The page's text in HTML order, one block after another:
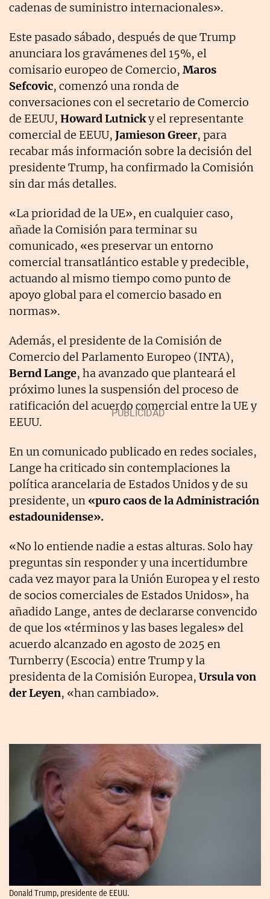
cadenas de suministro internacionales».
Este pasado sábado, después de que Trump
anunciara los gravámenes del 15%, el
comisario europeo de Comercio, Maros
Sefcovic, comenzó una ronda de
conversaciones con el secretario de Comercio
de EEUU, Howard Lutnicky el representante
comercial de EEUU, Jamieson Greer, para
recabar más información sobre la decisión del
presidente Trump, ha confirmado la Comisión
sin dar más detalles.
«La prioridad de la UE», en cualquier caso,
añade la Comisión para terminar su
comunicado, «es preservar un entorno
comercial transatlántico estable y predecible,
actuando al mismo tiempo como punto de
apoyo global para el comercio basado en
normas».
Además, el presidente de la Comisión de
Comercio del Parlamento Europeo (INTA),
Bernd Lange, ha avanzado que planteará el
próximo lunes la suspensión del proceso de
ratificación del acuerdo comercial entre la UE y
EEUU.
En un comunicado publicado en redes sociales,
Lange ha criticado sin contemplaciones la
política arancelaria de Estados Unidos y de su
presidente, un «puro caos de la Administración
estadounidense».
«No lo entiende nadie a estas alturas. Solo hay
preguntas sin responder y una incertidumbre
cada vez mayor para la Unión Europea y el resto
de socios comerciales de Estados Unidos», ha
añadido Lange, antes de declararse convencido
de que los «términos y las bases legales» del
acuerdo alcanzado en agosto de 2025 en
Turnberry (Escocia) entre Trump y la
presidenta de la Comisión Europea, Ursula von
der Leyen, «han cambiado».
Donald Trump, presidente de EEUU.